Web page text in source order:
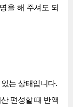
을 해 주셔도 되
는 상태입니다.
편성할 때 반액